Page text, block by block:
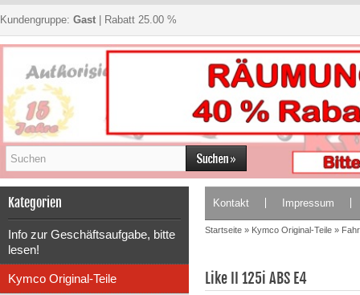
Kundengruppe: Gast | Rabatt 25.00 %
Kategorien
Info zur Geschäftsaufgabe, bitte
lesen!
Kymco Original-Teile
Kontakt Impressum
Startseite » Kymco Original-Teile »
Like II 125i ABS E4